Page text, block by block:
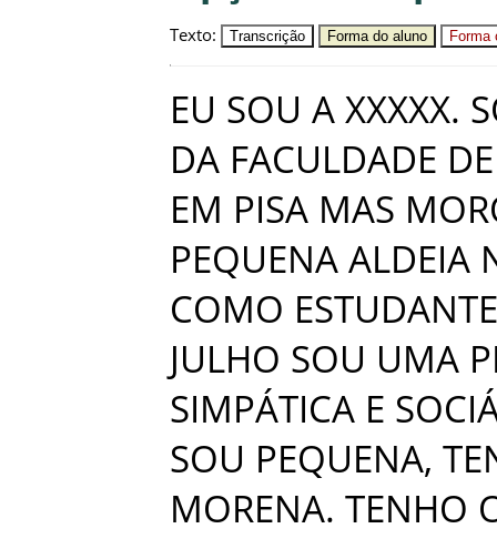
Texto: Transcrição Forma do aluno Forma
EU SOU A XXXXX.
DA FACULDADE DE
EM PISA MAS
PEQUENA ALDEIA
COMO ESTUDANTE
JULHO SOU UMA
SIMPÁTICA E
SOU PEQUENA,
MORENA. TENHO